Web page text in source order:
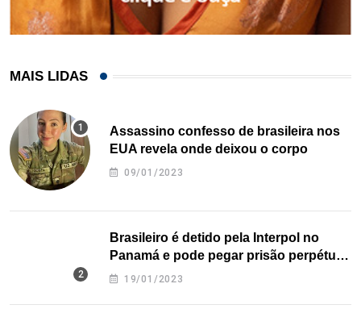
MAIS LIDAS
Assassino confesso de brasileira nos
EUA revela onde deixou o corpo
09/01/2023
Brasileiro é detido pela Interpol no
Panamá e pode pegar prisão perpétua
nos EUA
19/01/2023